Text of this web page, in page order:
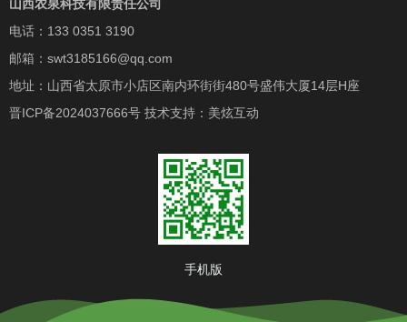
山西农泉科技有限责任公司
电话：133 0351 3190
邮箱：swt3185166@qq.com
地址：山西省太原市小店区南内环街街480号盛伟大厦14层H座
晋ICP备2024037666号 技术支持： 美炫互动
手机版